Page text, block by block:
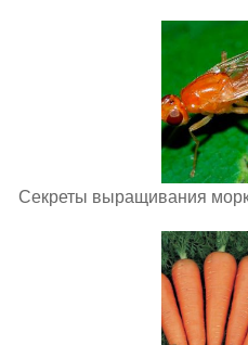
Секреты выращивания